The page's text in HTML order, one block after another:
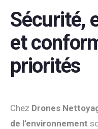
Sécurité,
et
priorités
Chez Drones
de l’environnement